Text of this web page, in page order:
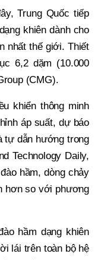
Trung Quốc tiếp
khiên dành cho
nhất thế giới. Thiết
6,2 dặm (10.000
(CMG).
khiển thông minh
áp suất, dự báo
tự dẫn hướng trong
Technology Daily,
hầm, dòng chảy
hơn so với phương
hầm dạng khiên
lái trên toàn bộ hệ